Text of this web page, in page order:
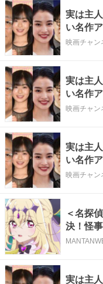
実は主
い名作
亡！？
映画チャン
実は主
い名作
インは
映画チャン
実は主
い名作
隠され
映画チャン
＜名探
決！怪
長のれ
実は主